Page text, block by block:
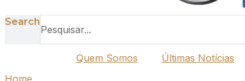
Search
Quem Somos
Últimas Notícias
Home